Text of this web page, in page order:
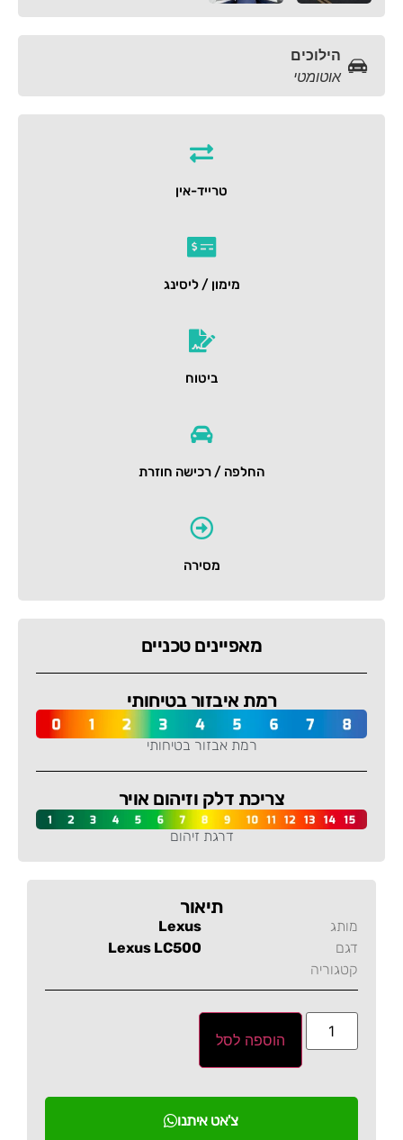
הילוכים
אוטומטי
טרייד-אין
מימון / ליסינג
ביטוח
החלפה / רכישה חוזרת
מסירה
מאפיינים טכניים
רמת איבזור בטיחותי
רמת אבזור בטיחותי
צריכת דלק וזיהום אויר
דרגת זיהום
תיאור
מותג
Lexus
דגם
Lexus LC500
קטגוריה
הוספה לסל
צ'אט איתנו